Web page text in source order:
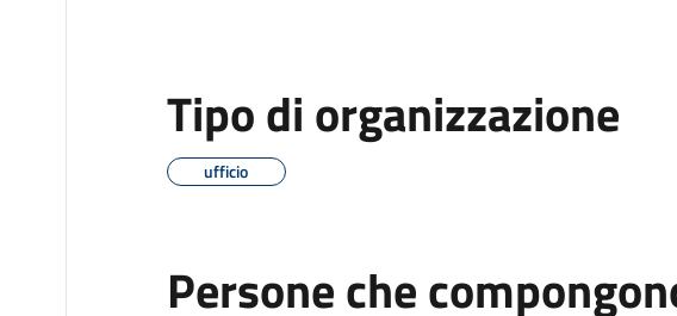
Tipo di organizzazione
ufficio
Persone che